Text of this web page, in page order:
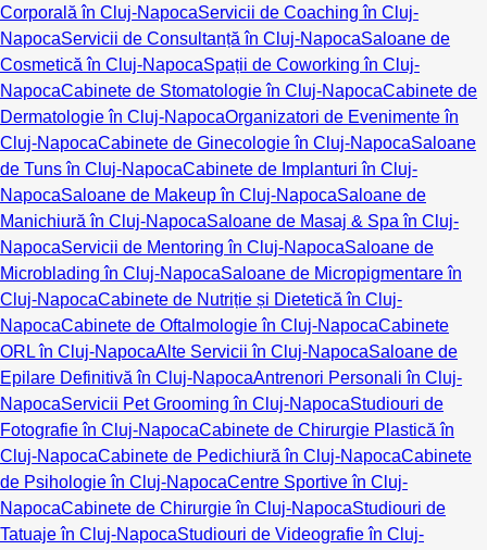
Corporală în Cluj-NapocaServicii de Coaching în Cluj-
NapocaServicii de Consultanță în Cluj-NapocaSaloane de
Cosmetică în Cluj-NapocaSpații de Coworking în Cluj-
NapocaCabinete de Stomatologie în Cluj-NapocaCabinete de
Dermatologie în Cluj-NapocaOrganizatori de Evenimente în
Cluj-NapocaCabinete de Ginecologie în Cluj-NapocaSaloane
de Tuns în Cluj-NapocaCabinete de Implanturi în Cluj-
NapocaSaloane de Makeup în Cluj-NapocaSaloane de
Manichiură în Cluj-NapocaSaloane de Masaj & Spa în Cluj-
NapocaServicii de Mentoring în Cluj-NapocaSaloane de
Microblading în Cluj-NapocaSaloane de Micropigmentare în
Cluj-NapocaCabinete de Nutriție și Dietetică în Cluj-
NapocaCabinete de Oftalmologie în Cluj-NapocaCabinete
ORL în Cluj-NapocaAlte Servicii în Cluj-NapocaSaloane de
Epilare Definitivă în Cluj-NapocaAntrenori Personali în Cluj-
NapocaServicii Pet Grooming în Cluj-NapocaStudiouri de
Fotografie în Cluj-NapocaCabinete de Chirurgie Plastică în
Cluj-NapocaCabinete de Pedichiură în Cluj-NapocaCabinete
de Psihologie în Cluj-NapocaCentre Sportive în Cluj-
NapocaCabinete de Chirurgie în Cluj-NapocaStudiouri de
Tatuaje în Cluj-NapocaStudiouri de Videografie în Cluj-